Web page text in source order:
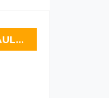
LILLIPUTIENS DRIJVEND GIETERTJE PAULETTE